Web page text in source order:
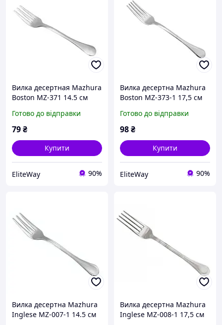
Вилка десертная Mazhura
Boston MZ-371 14.5 см
Готово до відправки
79₴
Купити
EliteWay 90%
Вилка десертна Mazhura
Boston MZ-373-1 17,5 см
Готово до відправки
98₴
Купити
EliteWay 90%
Вилка десертна Mazhura
Inglese MZ-007-1 14.5 см
Вилка десертна Mazhura
Inglese MZ-008-1 17,5 см